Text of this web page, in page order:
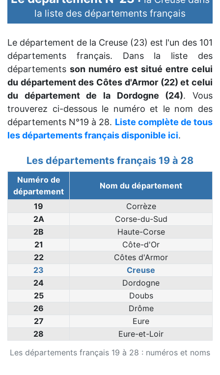
la liste des départements français
Le département de la Creuse (23) est l'un des 101
départements français. Dans la liste des
départements son numéro est situé entre celui
du département des Côtes d'Armor (22) et celui
du département de la Dordogne (24). Vous
trouverez ci-dessous le numéro et le nom des
départements N°19 à 28. Liste complète de tous
les départements français disponible ici.
Les départements français 19 à 28
Les départements français 19 à 28 : numéros et noms
Numéro de
département
Nom du département
19
Corrèze
2A
Corse-du-Sud
2B
Haute-Corse
21
Côte-d'Or
22
Côtes d'Armor
23
Creuse
24
Dordogne
25
Doubs
26
Drôme
27
Eure
28
Eure-et-Loir